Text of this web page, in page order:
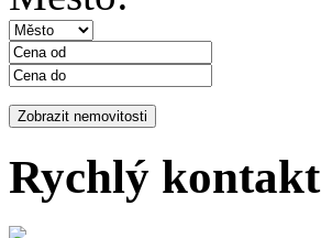
Rychlý kontakt